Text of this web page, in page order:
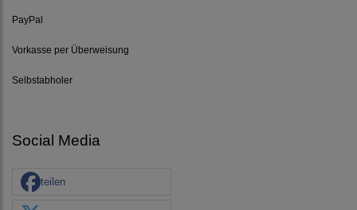
PayPal
Vorkasse per Überweisung
Selbstabholer
Social Media
teilen